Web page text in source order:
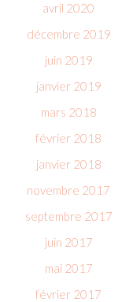
avril 2020
décembre 2019
juin 2019
janvier 2019
mars 2018
février 2018
janvier 2018
novembre 2017
septembre 2017
juin 2017
mai 2017
février 2017